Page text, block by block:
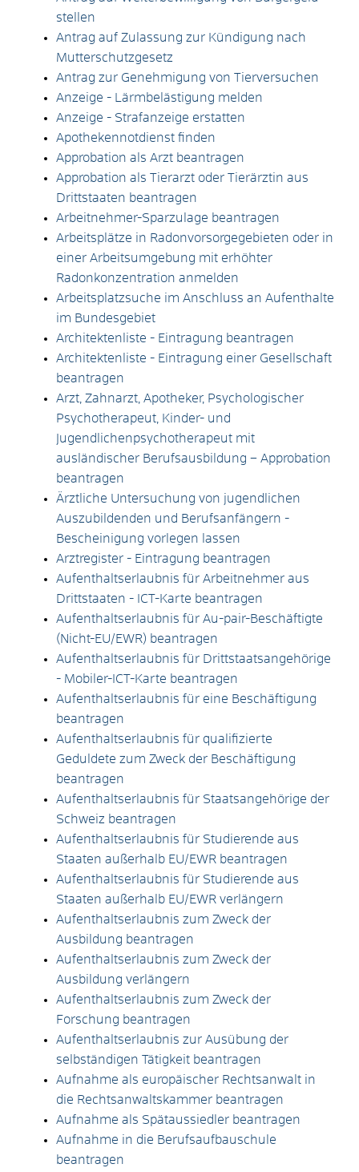
stellen
Antrag auf Zulassung zur Kündigung nach
Mutterschutzgesetz
Antrag zur Genehmigung von Tierversuchen
Anzeige - Lärmbelästigung melden
Anzeige - Strafanzeige erstatten
Apothekennotdienst finden
Approbation als Arzt beantragen
Approbation als Tierarzt oder Tierärztin aus
Drittstaaten beantragen
Arbeitnehmer-Sparzulage beantragen
Arbeitsplätze in Radonvorsorgegebieten oder in
einer Arbeitsumgebung mit erhöhter
Radonkonzentration anmelden
Arbeitsplatzsuche im Anschluss an Aufenthalte
im Bundesgebiet
Architektenliste - Eintragung beantragen
Architektenliste - Eintragung einer Gesellschaft
beantragen
Arzt, Zahnarzt, Apotheker, Psychologischer
Psychotherapeut, Kinder- und
Jugendlichenpsychotherapeut mit
ausländischer Berufsausbildung – Approbation
beantragen
Ärztliche Untersuchung von jugendlichen
Auszubildenden und Berufsanfängern -
Bescheinigung vorlegen lassen
Arztregister - Eintragung beantragen
Aufenthaltserlaubnis für Arbeitnehmer aus
Drittstaaten - ICT-Karte beantragen
Aufenthaltserlaubnis für Au-pair-Beschäftigte
(Nicht-EU/EWR) beantragen
Aufenthaltserlaubnis für Drittstaatsangehörige
- Mobiler-ICT-Karte beantragen
Aufenthaltserlaubnis für eine Beschäftigung
beantragen
Aufenthaltserlaubnis für qualifizierte
Geduldete zum Zweck der Beschäftigung
beantragen
Aufenthaltserlaubnis für Staatsangehörige der
Schweiz beantragen
Aufenthaltserlaubnis für Studierende aus
Staaten außerhalb EU/EWR beantragen
Aufenthaltserlaubnis für Studierende aus
Staaten außerhalb EU/EWR verlängern
Aufenthaltserlaubnis zum Zweck der
Ausbildung beantragen
Aufenthaltserlaubnis zum Zweck der
Ausbildung verlängern
Aufenthaltserlaubnis zum Zweck der
Forschung beantragen
Aufenthaltserlaubnis zur Ausübung der
selbständigen Tätigkeit beantragen
Aufnahme als europäischer Rechtsanwalt in
die Rechtsanwaltskammer beantragen
Aufnahme als Spätaussiedler beantragen
Aufnahme in die Berufsaufbauschule
beantragen